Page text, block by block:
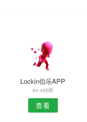
Lockin伯乐APP
84.40MB
查看